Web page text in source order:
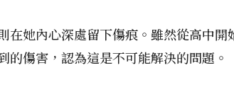
她內心深處留下傷痕。雖然從高中開
傷害，認為這是不可能解決的問題。